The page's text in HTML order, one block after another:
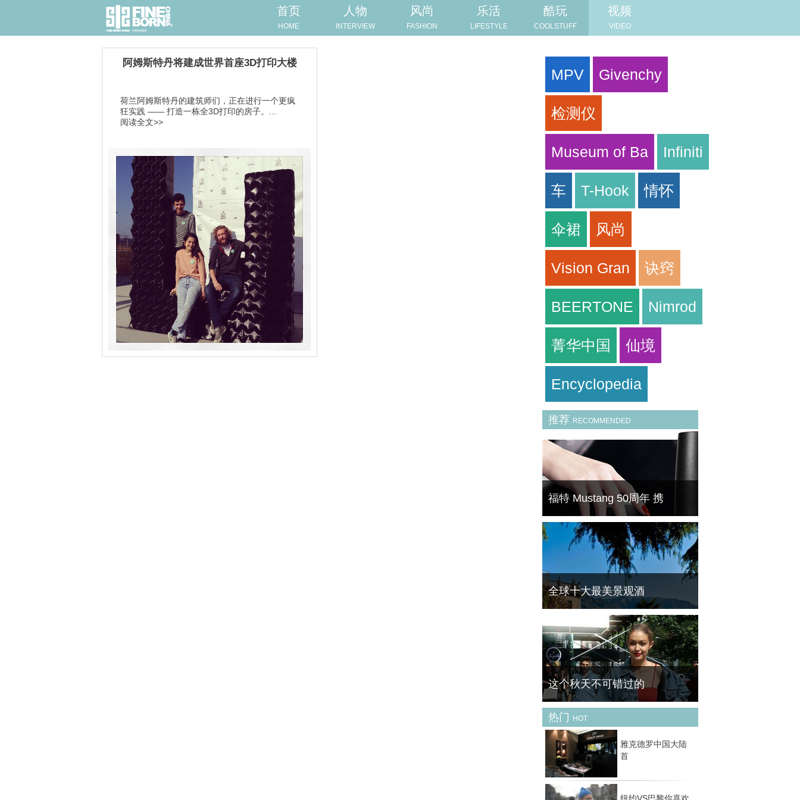
首页
HOME
人物
INTERVIEW
风尚
FASHION
乐活
LIFESTYLE
酷玩
COOLSTUFF
视频
VIDEO
阿姆斯特丹将建成世界首座3D打印大楼
荷兰阿姆斯特丹的建筑师们，正在进行一个更疯
狂实践 —— 打造一栋全3D打印的房子。...
阅读全文>>
MPV Givenchy
检测仪
Museum of Ba Infiniti
车 T-Hook 情怀
伞裙 风尚
Vision Gran 诀窍
​BEERTONE Nimrod
菁华中国 仙境
Encyclopedia
推荐 RECOMMENDED
福特 Mustang 50周年 携
菁华（FineBornChina）今天为大家带来的这
一款产品可以说是最奇葩的跨界产物。跑车品
牌与美甲品牌的碰撞能产生怎么样的灵感呢？
一起去先睹为快。
全球十大最美景观酒
旅行时，一间完美的酒店不仅让你身心彻底放
松，还将带给你美妙无比的观景享受。一起来
欣赏下全球最美的十大景观酒店吧！ No.1迪
拜JW万豪侯爵酒店（迪拜，阿拉伯联合酋长
国） 毫
这个秋天不可错过的
天气逐渐转凉，我们开始关注秋天的最新趋势
是什么，当你还在疑问和迷茫的时候，早就有
时尚达人们为我们演绎这个秋天最 IN 的时尚
潮流。来，一起来分享她们最新的秋季新衣
吧。这
热门 HOT
雅克德罗中国大陆
首